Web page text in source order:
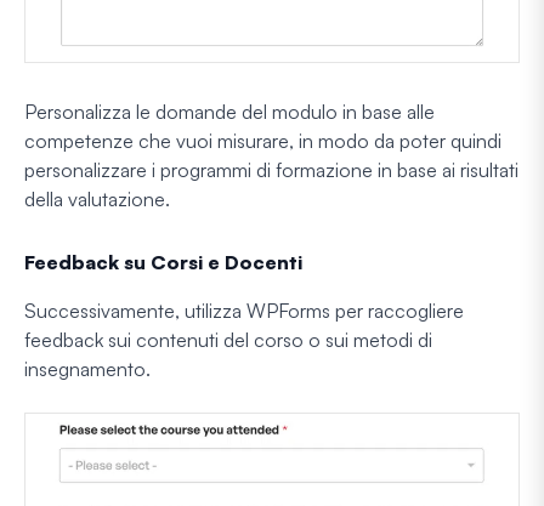
Personalizza le domande del modulo in base alle
competenze che vuoi misurare, in modo da poter quindi
personalizzare i programmi di formazione in base ai risultati
della valutazione.
Feedback su Corsi e Docenti
Successivamente, utilizza WPForms per raccogliere
feedback sui contenuti del corso o sui metodi di
insegnamento.